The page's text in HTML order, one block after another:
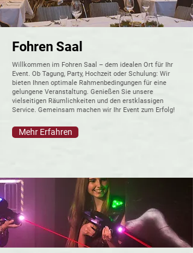
Fohren Saal
Willkommen im Fohren Saal – dem idealen Ort für Ihr
Event. Ob Tagung, Party, Hochzeit oder Schulung: Wir
bieten Ihnen optimale Rahmenbedingungen für eine
gelungene Veranstaltung. Genießen Sie unsere
vielseitigen Räumlichkeiten und den erstklassigen
Service. Gemeinsam machen wir Ihr Event zum Erfolg!
Mehr Erfahren